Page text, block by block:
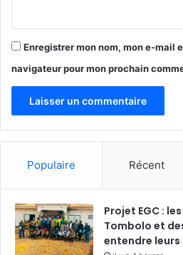
Enregistrer mon nom, mon e-mail
navigateur pour mon prochain
Populaire Récent
Projet EGC :
Tombolo et
entendre